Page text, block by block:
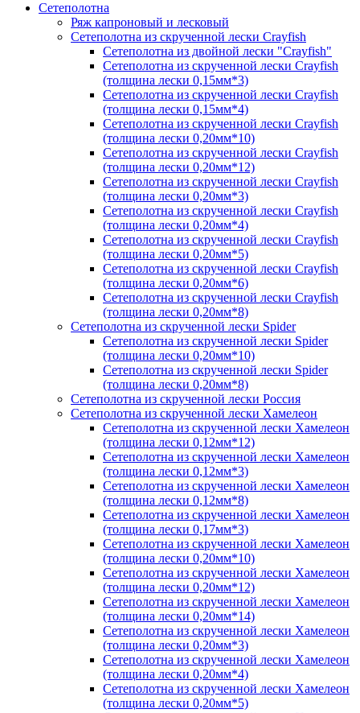
Сетеполотна
Ряж капроновый и лесковый
Сетеполотна из скрученной лески Crayfish
Сетеполотна из двойной лески "Crayfish"
Сетеполотна из скрученной лески Crayfish
(толщина лески 0,15мм*3)
Сетеполотна из скрученной лески Crayfish
(толщина лески 0,15мм*4)
Сетеполотна из скрученной лески Crayfish
(толщина лески 0,20мм*10)
Сетеполотна из скрученной лески Crayfish
(толщина лески 0,20мм*12)
Сетеполотна из скрученной лески Crayfish
(толщина лески 0,20мм*3)
Сетеполотна из скрученной лески Crayfish
(толщина лески 0,20мм*4)
Сетеполотна из скрученной лески Crayfish
(толщина лески 0,20мм*5)
Сетеполотна из скрученной лески Crayfish
(толщина лески 0,20мм*6)
Сетеполотна из скрученной лески Crayfish
(толщина лески 0,20мм*8)
Сетеполотна из скрученной лески Spider
Сетеполотна из скрученной лески Spider
(толщина лески 0,20мм*10)
Сетеполотна из скрученной лески Spider
(толщина лески 0,20мм*8)
Сетеполотна из скрученной лески Россия
Сетеполотна из скрученной лески Хамелеон
Сетеполотна из скрученной лески Хамелеон
(толщина лески 0,12мм*12)
Сетеполотна из скрученной лески Хамелеон
(толщина лески 0,12мм*3)
Сетеполотна из скрученной лески Хамелеон
(толщина лески 0,12мм*8)
Сетеполотна из скрученной лески Хамелеон
(толщина лески 0,17мм*3)
Сетеполотна из скрученной лески Хамелеон
(толщина лески 0,20мм*10)
Сетеполотна из скрученной лески Хамелеон
(толщина лески 0,20мм*12)
Сетеполотна из скрученной лески Хамелеон
(толщина лески 0,20мм*14)
Сетеполотна из скрученной лески Хамелеон
(толщина лески 0,20мм*3)
Сетеполотна из скрученной лески Хамелеон
(толщина лески 0,20мм*4)
Сетеполотна из скрученной лески Хамелеон
(толщина лески 0,20мм*5)